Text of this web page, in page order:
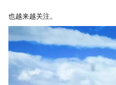
也越来越关注。